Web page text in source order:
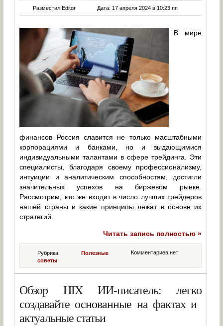
Разместил Editor Дата: 17 апреля 2024 в 10:23 пп
В мире
финансов Россия славится не только масштабными
корпорациями и банками, но и выдающимися
индивидуальными талантами в сфере трейдинга. Эти
специалисты, благодаря своему профессионализму,
интуиции и аналитическим способностям, достигли
значительных успехов на биржевом рынке.
Рассмотрим, кто же входит в число лучших трейдеров
нашей страны и какие принципы лежат в основе их
стратегий.
Читать запись полностью »
Комментариев нет
Рубрика:Полезные
советы
Обзор HIX ИИ-писатель: легко
создавайте основанные на фактах и ​​
актуальные статьи